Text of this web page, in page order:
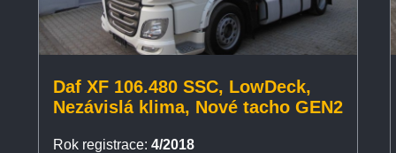
Daf XF 106.480 SSC, LowDeck,
Nezávislá klima, Nové tacho GEN2
Rok registrace: 4/2018